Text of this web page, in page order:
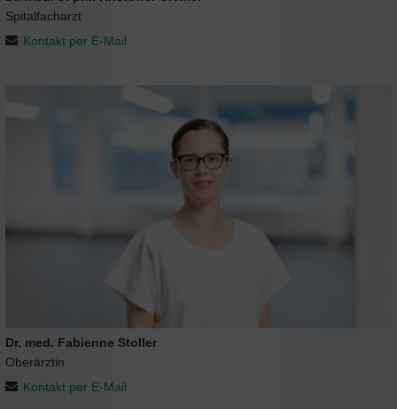
Spitalfacharzt
Kontakt per E-Mail
Dr. med. Fabienne Stoller
Oberärztin
Kontakt per E-Mail